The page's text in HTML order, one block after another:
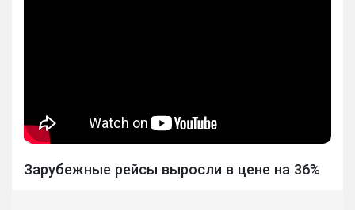
Зарубежные рейсы выросли в цене на 36%